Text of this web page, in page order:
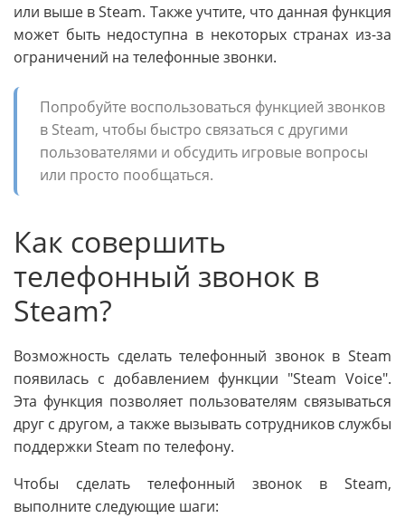
или выше в Steam. Также учтите, что данная функция
может быть недоступна в некоторых странах из-за
ограничений на телефонные звонки.
Попробуйте воспользоваться функцией звонков
в Steam, чтобы быстро связаться с другими
пользователями и обсудить игровые вопросы
или просто пообщаться.
Как совершить
телефонный звонок в
Steam?
Возможность сделать телефонный звонок в Steam
появилась с добавлением функции "Steam Voice".
Эта функция позволяет пользователям связываться
друг с другом, а также вызывать сотрудников службы
поддержки Steam по телефону.
Чтобы сделать телефонный звонок в Steam,
выполните следующие шаги: